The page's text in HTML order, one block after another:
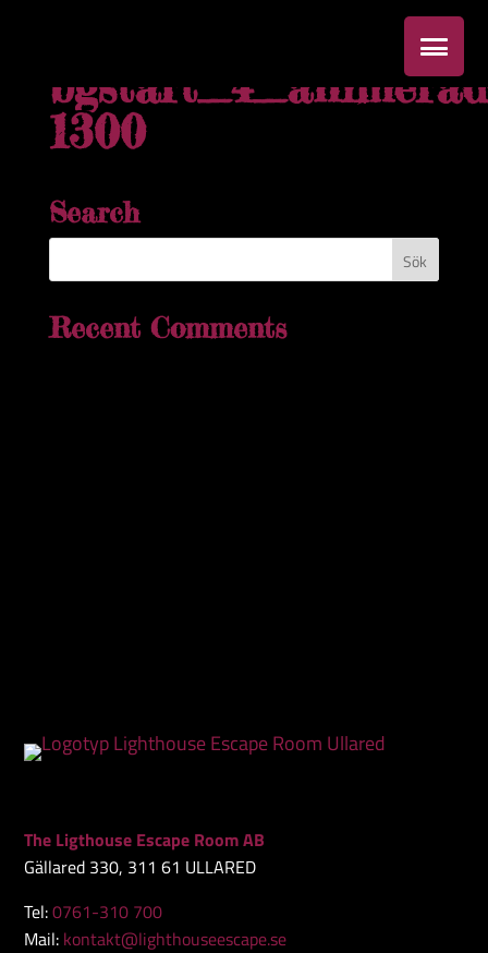
1300
Search
Recent Comments
The Ligthouse Escape Room AB
Gällared 330, 311 61 ULLARED
Tel:0761-310 700
Mail: kontakt@lighthouseescape.se